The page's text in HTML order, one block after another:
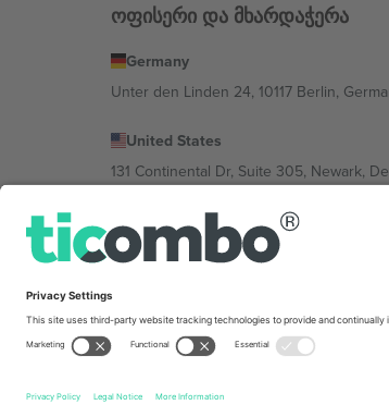
ოფისერი და მხარდაჭერა
Germany
Unter den Linden 24, 10117 Berlin,
United States
131 Continental Dr, Suite 305, Newark,
Bulgaria
Regus Sofia City West, bul Totleben 53-
Av Chapultepec 360, Roma Norte,
კონკრეტული პირობები.,